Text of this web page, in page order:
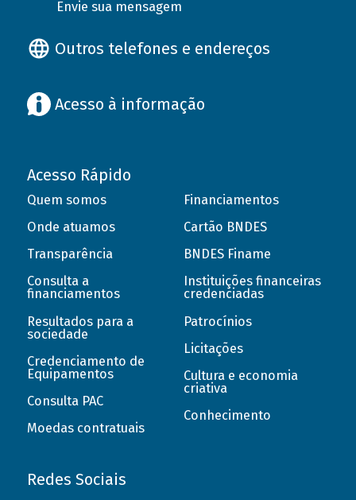
Envie sua mensagem
Outros telefones e endereços
Acesso à informação
Acesso Rápido
Quem somos
Onde atuamos
Transparência
Consulta a
financiamentos
Resultados para a
sociedade
Credenciamento de
Equipamentos
Consulta PAC
Moedas contratuais
Financiamentos
Cartão BNDES
BNDES Finame
Instituições financeiras
credenciadas
Patrocínios
Licitações
Cultura e economia
criativa
Conhecimento
Redes Sociais